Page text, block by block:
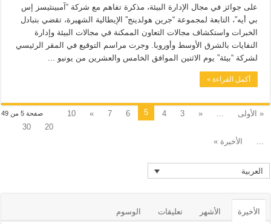
على جوائز في مجال الإدارة البيئة، مذكرة تفاهم مع شركة “آمبينثيسز إس
بي أيه”، التابعة لمجموعة “جرين هولدينج” الإيطالية الشهيرة، تقضي بتبادل
الخبرات واستكشاف مجالات التعاون الممكنة في مجالات البيئة وإدارة
النفايات بالشرق الأوسط وأوروبا. وجرت مراسم التوقيع في المقر الرئيسي
لشركة “بيئة” يوم الاثنين الموافق الخامس والعشرين من يونيو ...
أكمل القراءة »
صفحة 5 من 49 « الأولى «
3
4
5
6
7
»
10
20
30
الأخيرة »
العربية
الأخيرة الأشهر تعليقات الوسوم